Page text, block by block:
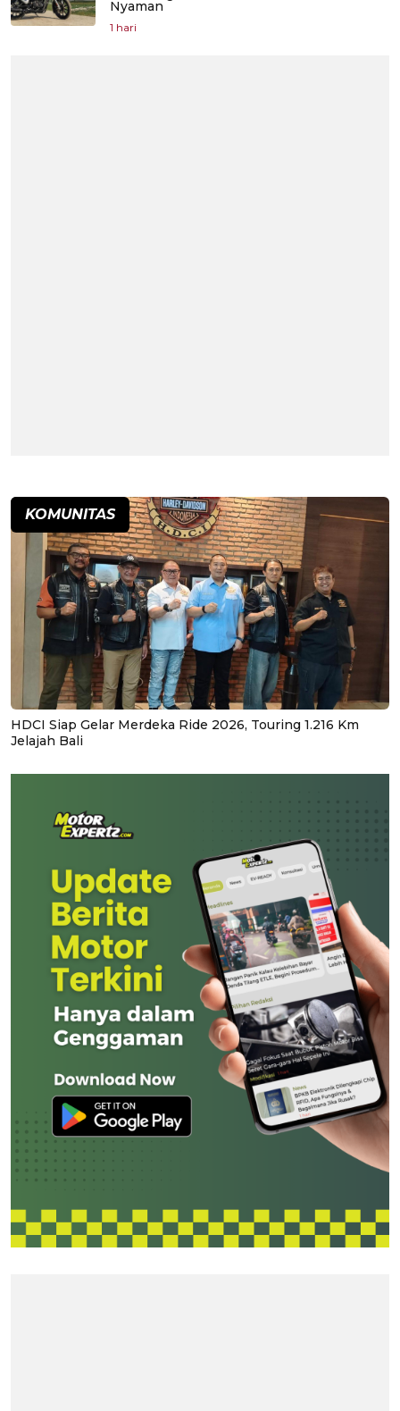
Nyaman
1 hari
KOMUNITAS
HDCI Siap Gelar Merdeka Ride 2026, Touring 1.216 Km
Jelajah Bali